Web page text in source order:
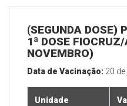
(SEGUNDA DOSE)
1ª DOSE
NOVEMBRO)
Data de Vacinação: 20
Unidade